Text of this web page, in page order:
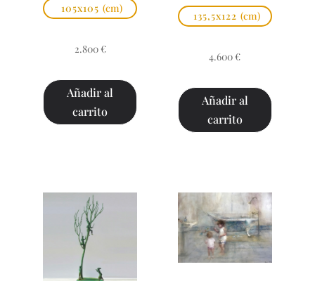
105x105 (cm)
2.800 €
Añadir al
carrito
135,5x122 (cm)
4.600 €
Añadir al
carrito